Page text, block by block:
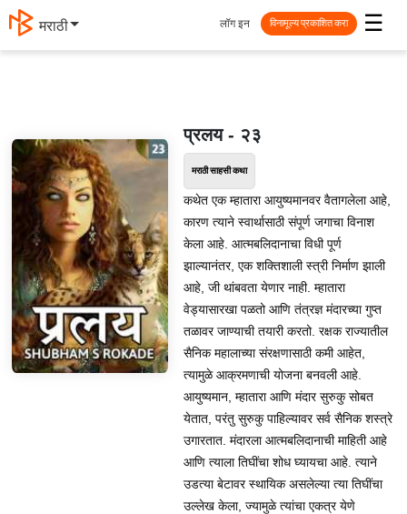
मराठी ☰
लॉग इन विनामूल्य प्रकाशित करा
प्रलय - २३
मराठी साहसी कथा
कथेत एक म्हातारा आयुष्यमानवर वैतागलेला आहे,
कारण त्याने स्वार्थासाठी संपूर्ण जगाचा विनाश
केला आहे. आत्मबलिदानाचा विधी पूर्ण
झाल्यानंतर, एक शक्तिशाली स्त्री निर्माण झाली
आहे, जी थांबवता येणार नाही. म्हातारा
वेड्यासारखा पळतो आणि तंत्रज्ञ मंदारच्या गुप्त
तळावर जाण्याची तयारी करतो. रक्षक राज्यातील
सैनिक महालाच्या संरक्षणासाठी कमी आहेत,
त्यामुळे आक्रमणाची योजना बनवली आहे.
आयुष्यमान, म्हातारा आणि मंदार सुरुकु सोबत
येतात, परंतु सुरुकु पाहिल्यावर सर्व सैनिक शस्त्रे
उगारतात. मंदारला आत्मबलिदानाची माहिती आहे
आणि त्याला तिघींचा शोध घ्यायचा आहे. त्याने
उडत्या बेटावर स्थायिक असलेल्या त्या तिघींचा
उल्लेख केला, ज्यामुळे त्यांचा एकत्र येणे